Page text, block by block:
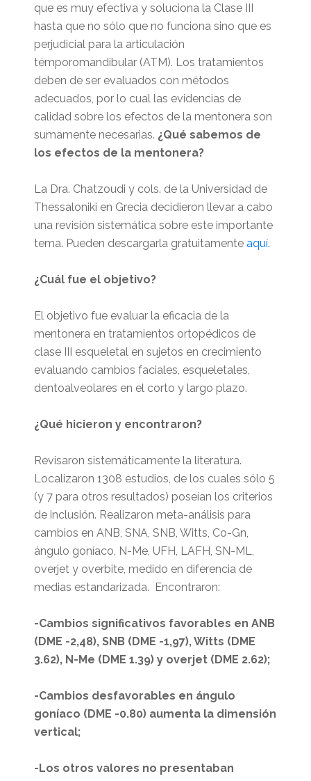
que es muy efectiva y soluciona la Clase III
hasta que no sólo que no funciona sino que es
perjudicial para la articulación
témporomandibular (ATM). Los tratamientos
deben de ser evaluados con métodos
adecuados, por lo cual las evidencias de
calidad sobre los efectos de la mentonera son
sumamente necesarias. ¿Qué sabemos de
los efectos de la mentonera?
La Dra. Chatzoudi y cols. de la Universidad de
Thessaloniki en Grecia decidieron llevar a cabo
una revisión sistemática sobre este importante
tema. Pueden descargarla gratuitamente aquí.
¿Cuál fue el objetivo?
El objetivo fue evaluar la eficacia de la
mentonera en tratamientos ortopédicos de
clase III esqueletal en sujetos en crecimiento
evaluando cambios faciales, esqueletales,
dentoalveolares en el corto y largo plazo.
¿Qué hicieron y encontraron?
Revisaron sistemáticamente la literatura.
Localizaron 1308 estudios, de los cuales sólo 5
(y 7 para otros resultados) poseían los criterios
de inclusión. Realizaron meta-análisis para
cambios en ANB, SNA, SNB, Witts, Co-Gn,
ángulo goníaco, N-Me, UFH, LAFH, SN-ML,
overjet y overbite, medido en diferencia de
medias estandarizada. Encontraron:
-Cambios significativos favorables en ANB
(DME -2,48), SNB (DME -1,97), Witts (DME
3.62), N-Me (DME 1.39) y overjet (DME 2.62);
-Cambios desfavorables en ángulo
goníaco (DME -0.80) aumenta la dimensión
vertical;
-Los otros valores no presentaban